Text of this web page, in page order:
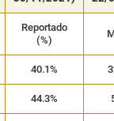
Reportado
(%)
40.1%
44.3%